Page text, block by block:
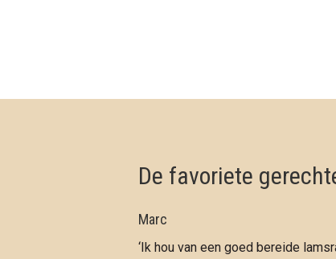
De favoriete
Marc
‘Ik hou van een goed bereide